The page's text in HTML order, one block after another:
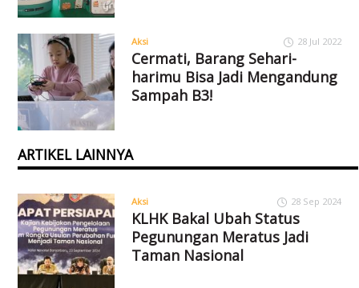
Aksi 28 Jul 2022
Cermati, Barang Sehari-
harimu Bisa Jadi Mengandung
Sampah B3!
ARTIKEL LAINNYA
Aksi 28 Sep 2024
KLHK Bakal Ubah Status
Pegunungan Meratus Jadi
Taman Nasional